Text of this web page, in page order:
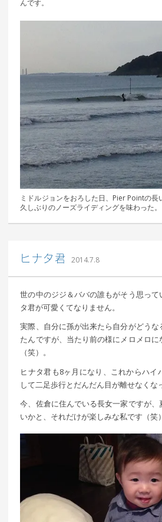
んです。
ミドルジョンをおろした日、Pier Pointの
久しぶりのノーズライディングを味わった。
ヒナタ君 2014.7.8｜ 更新日：
込山 敏郎
世の中のジジ＆ババの誰もがそう思っ
タ君が可愛くてなりません。
実際、自分に孫が出来たら自分がどうな
たんですが、当たり前の様にメロメロ
（笑）。
ヒナタ君も8ヶ月になり、これからハイ
して二足歩行とだんだん目が離せなくな
今、佐倉に住んでいる長女一家ですが
いかと、それだけが楽しみな私です（笑